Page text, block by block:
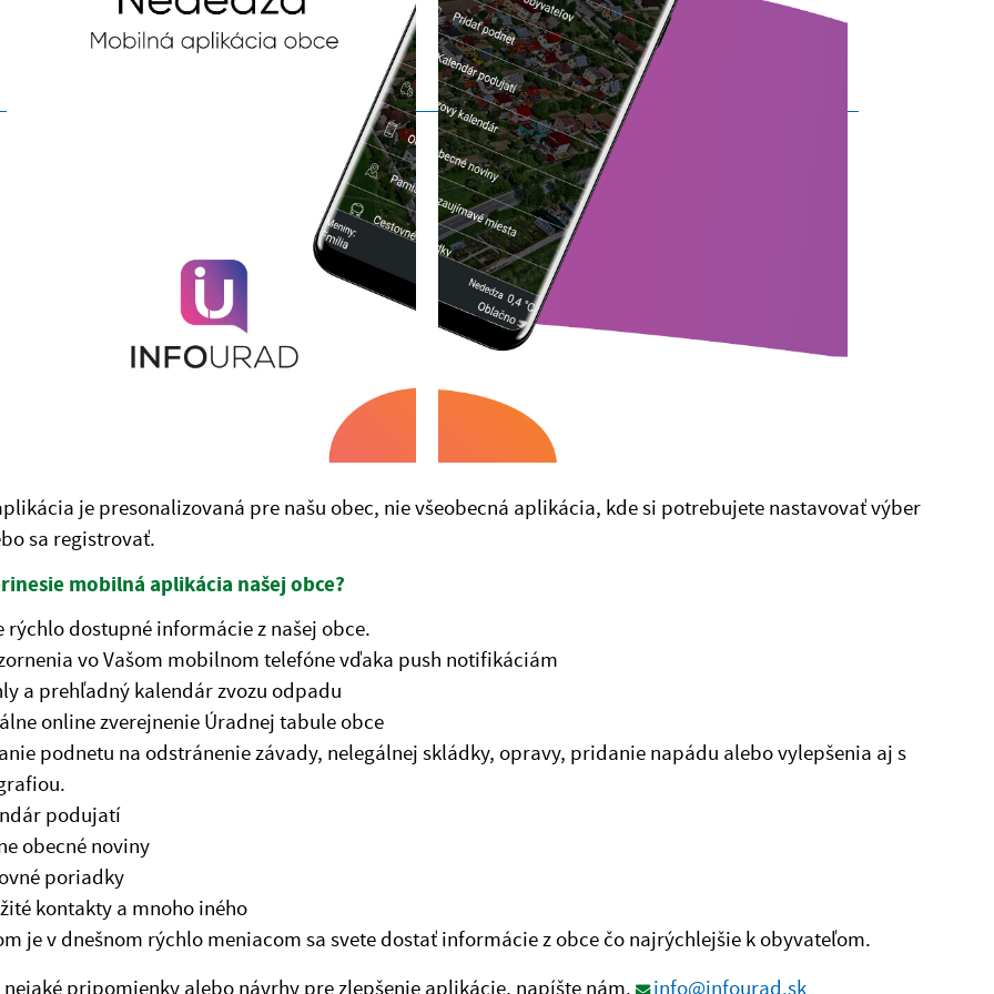
je presonalizovaná pre našu obec, nie všeobecná aplikácia, kde si potrebujete nastavovať výber
sa registrovať.
mobilná aplikácia našej obce?
rýchlo dostupné informácie z našej obce.
vo Vašom mobilnom telefóne vďaka push notifikáciám
a prehľadný kalendár zvozu odpadu
online zverejnenie Úradnej tabule obce
podnetu na odstránenie závady, nelegálnej skládky, opravy, pridanie napádu alebo vylepšenia aj s
podujatí
obecné noviny
poriadky
kontakty a mnoho iného
je v dnešnom rýchlo meniacom sa svete dostať informácie z obce čo najrýchlejšie k obyvateľom.
nejaké pripomienky alebo návrhy pre zlepšenie aplikácie, napíšte nám.
info@infourad.sk